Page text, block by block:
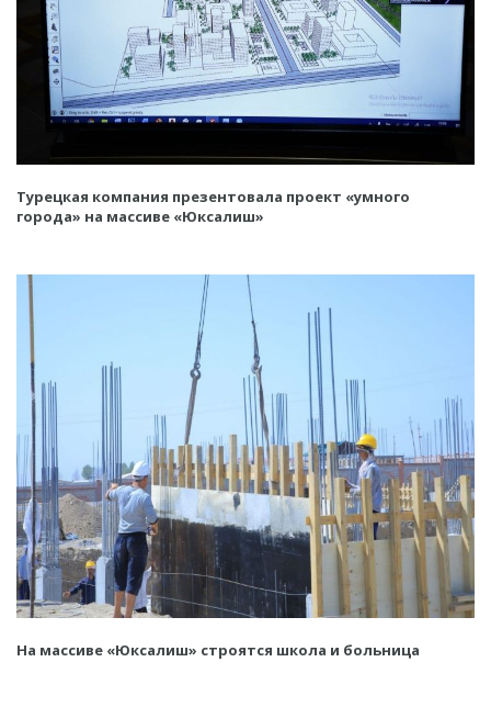
Турецкая компания презентовала проект «умного
города» на массиве «Юксалиш»
На массиве «Юксалиш» строятся школа и больница